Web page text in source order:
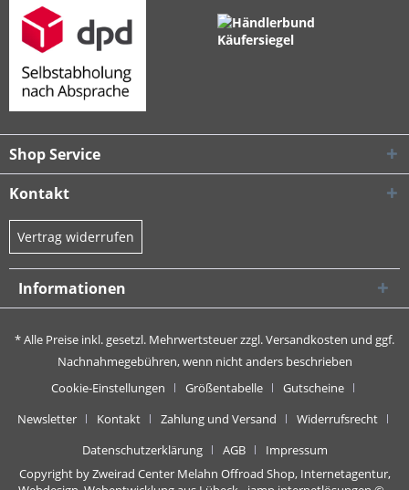
Shop Service
Kontakt
Vertrag widerrufen
Informationen
* Alle Preise inkl. gesetzl. Mehrwertsteuer zzgl.Versandkosten und ggf.
Nachnahmegebühren, wenn nicht anders beschrieben
Cookie-Einstellungen
Größentabelle
Gutscheine
Newsletter
Kontakt Zahlung und Versand
Widerrufsrecht
Datenschutzerklärung
AGB
Impressum
Copyright by Zweirad Center Melahn Offroad Shop, Internetagentur,